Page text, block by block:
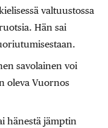
valtuustossa
Hän sai
savolainen voi
oleva Vuornos
hänestä jämptin